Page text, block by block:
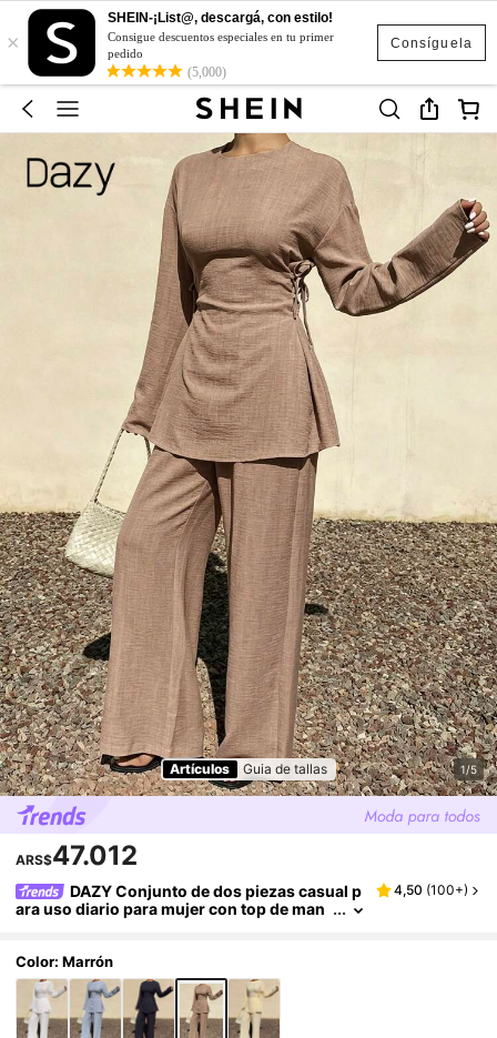
Consíguela
×
SHEIN-¡List@, descargá, con estilo!
Consigue descuentos especiales en tu primer
pedido
(5,000)
Artículos Guia de tallas 1/5
ARS$47.012
DAZY Conjunto de dos piezas casual p
ara uso diario para mujer con top de man
4,50 (100+)
Color: Marrón